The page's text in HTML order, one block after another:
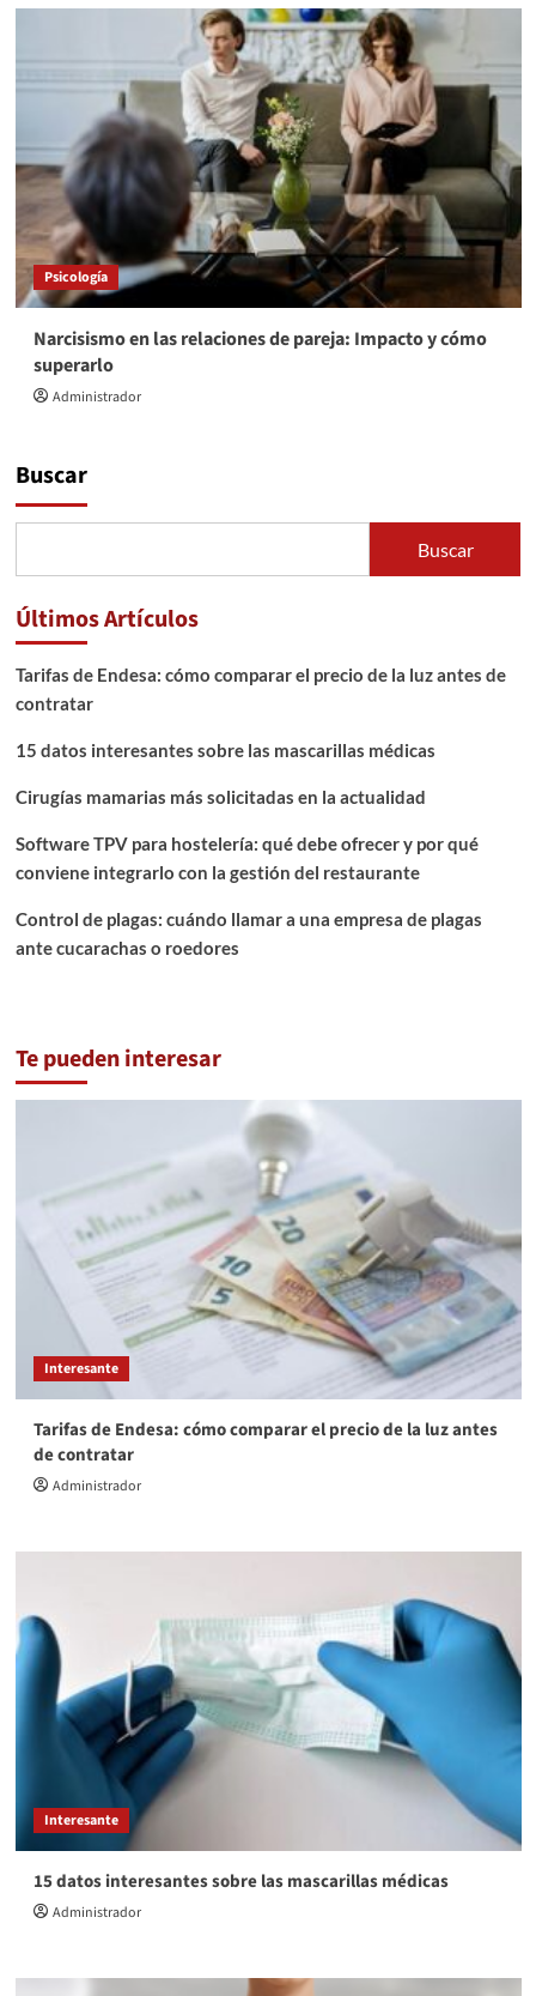
Psicología
Narcisismo en las relaciones de pareja: Impacto y cómo
superarlo
Administrador
Buscar
Buscar
Últimos Artículos
Tarifas de Endesa: cómo comparar el precio de la luz antes de
contratar
15 datos interesantes sobre las mascarillas médicas
Cirugías mamarias más solicitadas en la actualidad
Software TPV para hostelería: qué debe ofrecer y por qué
conviene integrarlo con la gestión del restaurante
Control de plagas: cuándo llamar a una empresa de plagas
ante cucarachas o roedores
Te pueden interesar
Interesante
Tarifas de Endesa: cómo comparar el precio de la luz antes
de contratar
Administrador
Interesante
15 datos interesantes sobre las mascarillas médicas
Administrador